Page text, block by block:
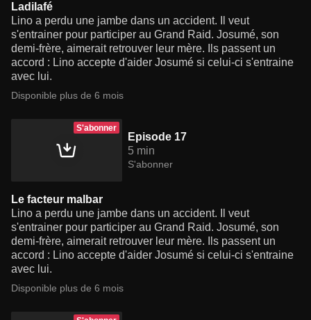
Ladilafé
Lino a perdu une jambe dans un accident. Il veut
s'entrainer pour participer au Grand Raid. Josumé, son
demi-frère, aimerait retrouver leur mère. Ils passent un
accord : Lino accepte d'aider Josumé si celui-ci s'entraine
avec lui.
Disponible plus de 6 mois
S'abonner
Episode 17
5 min
S'abonner
Le facteur malbar
Lino a perdu une jambe dans un accident. Il veut
s'entrainer pour participer au Grand Raid. Josumé, son
demi-frère, aimerait retrouver leur mère. Ils passent un
accord : Lino accepte d'aider Josumé si celui-ci s'entraine
avec lui.
Disponible plus de 6 mois